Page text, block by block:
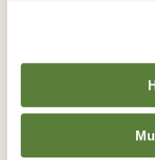
Valokuvaaja: